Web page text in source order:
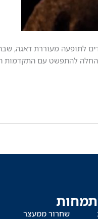
למשטרה גם בשנת 2025, אנו ממשיכים להיות עדים
להתפשט עם התקדמות
שחרור ממעצר